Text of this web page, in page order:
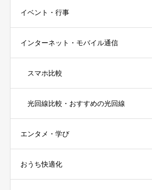
イベント・行事
インターネット・モバイル通信
スマホ比較
光回線比較・おすすめの光回線
エンタメ・学び
おうち快適化